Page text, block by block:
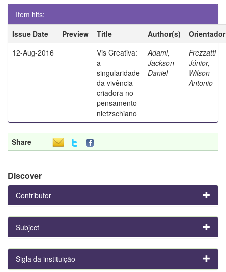
Item hits:
Issue Date
Preview Title Author(s)
Orientador
12-Aug-2016
Vis Creativa:
a
singularidade
da vivência
criadora no
pensamento
nietzschiano
Adami,
Jackson
Daniel
Frezzatti
Júnior,
Wilson
Antonio
Share
Discover
Contributor
Subject
Sigla da instituição